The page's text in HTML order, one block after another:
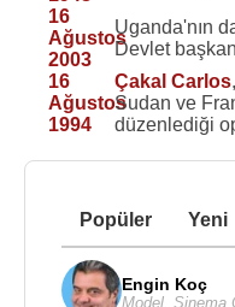
16
Ağustos
2003
Uganda'nın
Devlet
16
Ağustos
1994
Çakal Carlos
Sudan ve
düzenlediği
Popüler Yeni
Engin Koç
Model Sinema